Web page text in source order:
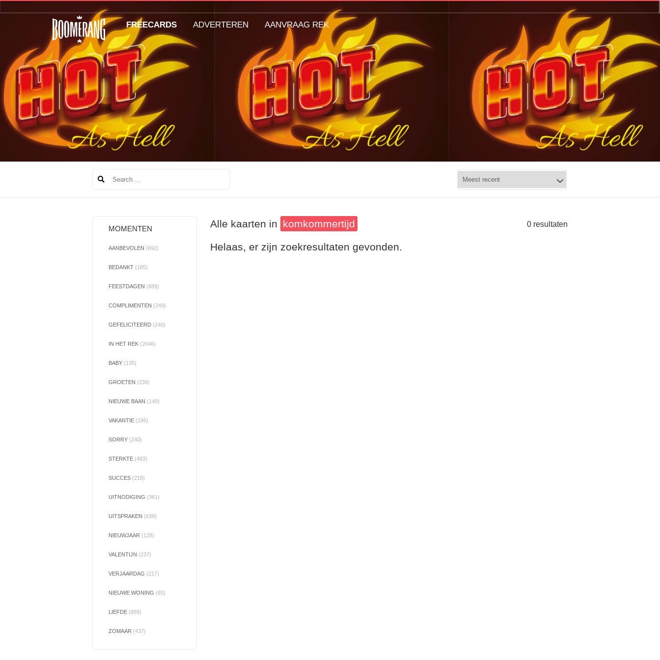
MOMENTEN
AANBEVOLEN (692)
BEDANKT (185)
FEESTDAGEN (889)
COMPLIMENTEN (249)
GEFELICITEERD (240)
IN HET REK (2046)
BABY (135)
GROETEN (239)
NIEUWE BAAN (149)
VAKANTIE (196)
SORRY (240)
STERKTE (483)
SUCCES (216)
UITNODIGING (361)
UITSPRAKEN (639)
NIEUWJAAR (128)
VALENTIJN (237)
VERJAARDAG (217)
NIEUWE WONING (65)
LIEFDE (889)
ZOMAAR (437)
Alle kaarten in komkommertijd 0 resultaten
Helaas, er zijn zoekresultaten gevonden.
FREECARDS ADVERTEREN AANVRAAG REK